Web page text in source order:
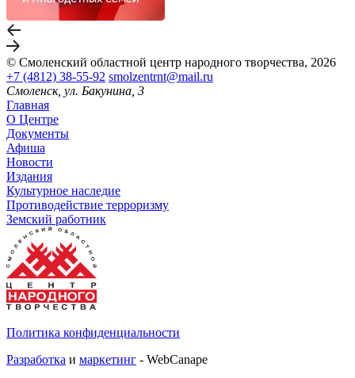
© Смоленский областной центр народного творчества, 2026
+7 (4812) 38-55-92 smolzentrnt@mail.ru
Смоленск, ул. Бакунина, 3
Главная
О Центре
Документы
Афиша
Новости
Издания
Культурное наследие
Противодействие терроризму
Земский работник
Политика конфиденциальности
Разработка и маркетинг - WebCanape